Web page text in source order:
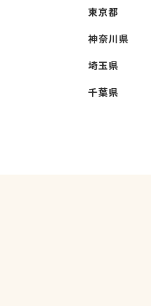
東京都
神奈川県
埼玉県
千葉県